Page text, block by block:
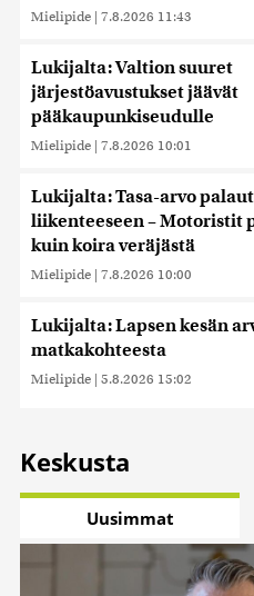
Mielipide | 7.8.2026 11:43
Lukijalta: Valtion suuret
järjestöavustukset jäävät
pääkaupunkiseudulle
Mielipide | 7.8.2026 10:01
Lukijalta: Tasa-arvo
liikenteeseen – Motoristit
kuin koira veräjästä
Mielipide | 7.8.2026 10:00
Lukijalta: Lapsen kesän
matkakohteesta
Mielipide | 5.8.2026 15:02
Keskusta
Uusimmat